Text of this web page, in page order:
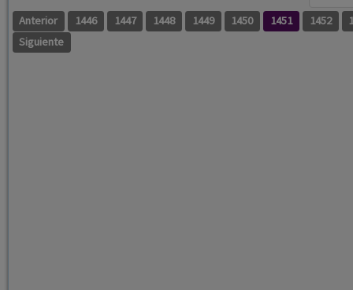
Anterior 1446 1447 1448 1449 1450 1451 1452
Siguiente